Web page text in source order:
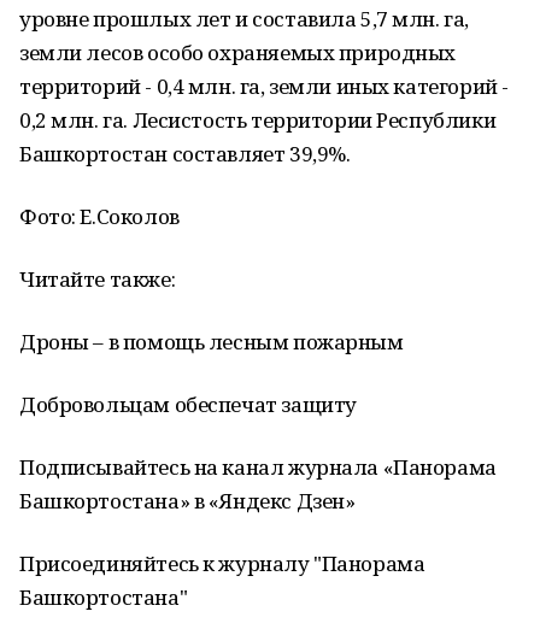
уровне прошлых лет и составила 5,7 млн. га,
земли лесов особо охраняемых природных
территорий - 0,4 млн. га, земли иных категорий -
0,2 млн. га. Лесистость территории Республики
Башкортостан составляет 39,9%.
Фото: Е.Соколов
Читайте также:
Дроны – в помощь лесным пожарным
Добровольцам обеспечат защиту
Подписывайтесь на канал журнала «Панорама
Башкортостана» в «Яндекс Дзен»
Присоединяйтесь к журналу "Панорама
Башкортостана"